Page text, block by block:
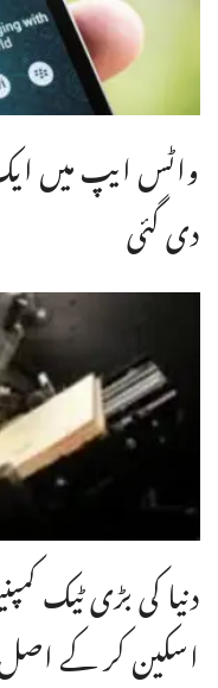
واٹس ایپ میں
دی گئی
دنیا کی بڑی ٹیک
اسکین کر کے